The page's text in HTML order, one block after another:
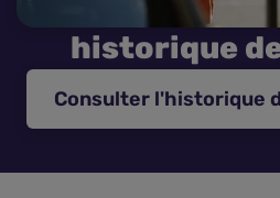
Assurance de prêt
Assurance Animaux
historique
Consulter l'historique